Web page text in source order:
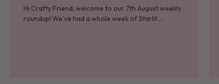
Hi Crafty Friend, welcome to our 7th August weekly
roundup! We've had a whole week of Starlit